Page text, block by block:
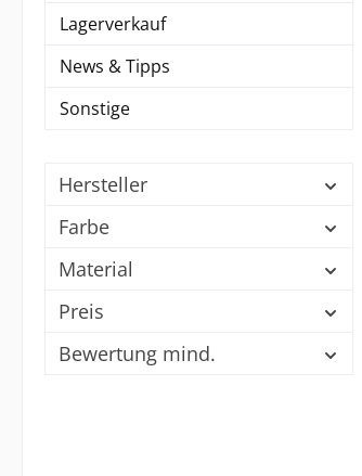
Lagerverkauf
News & Tipps
Sonstige
Hersteller
Farbe
Material
Preis
Bewertung mind.